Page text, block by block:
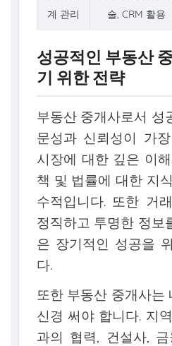
계 관리
술, CRM 활용
성공적인 부동산
기 위한 전략
부동산 중개사로서 성
문성과 신뢰성이 가
시장에 대한 깊은 이
책 및 법률에 대한 지
수적입니다. 또한 거
정직하고 투명한 정보
은 장기적인 성공을
다.
또한 부동산 중개사는
신경 써야 합니다. 지
과의 협력, 건설사,